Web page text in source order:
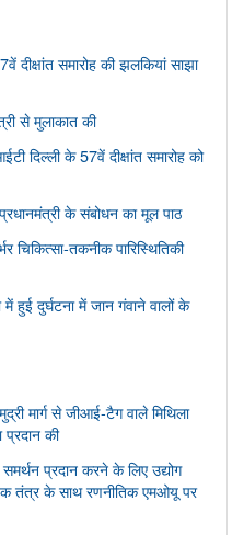
दीक्षांत समारोह की झलकियां साझा
से मुलाकात की
दिल्ली के 57वें दीक्षांत समारोह को
के संबोधन का मूल पाठ
चिकित्सा-तकनीक पारिस्थितिकी
हुई दुर्घटना में जान गंवाने वालों के
मार्ग से जीआई-टैग वाले मिथिला
प्रदान की
प्रदान करने के लिए उद्योग
तंत्र के साथ रणनीतिक एमओयू पर